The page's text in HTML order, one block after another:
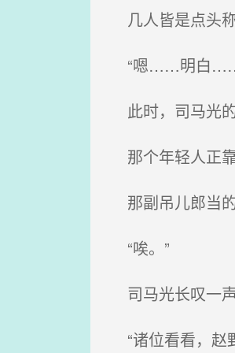
几人皆是点头称
“嗯……明白
此时，司马光
那个年轻人正
那副吊儿郎当
“唉。”
司马光长叹一
“诸位看看，赵